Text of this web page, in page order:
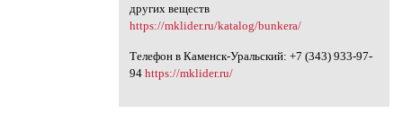
других веществ
https://mklider.ru/katalog/bunkera/
Телефон в Каменск-Уральский: +7 (343) 933-97-
94 https://mklider.ru/